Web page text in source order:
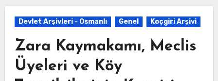
Devlet Arşivleri - Osmanlı Genel Koçgiri Arşivi
Zara Kaymakamı, Meclis
Üyeleri ve Köy